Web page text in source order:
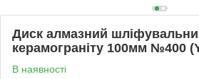
Диск алмазний
керамограніту 100мм №400
В наявності